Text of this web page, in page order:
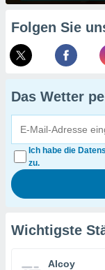
Folgen Sie
Das Wetter
Ich habe die
zu.
Wichtigste
Alcoy